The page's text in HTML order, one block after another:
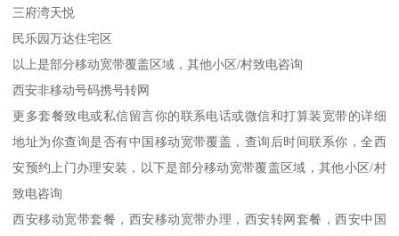
三府湾天悦
民乐园万达住宅区
以上是部分移动宽带覆盖区域，其他小区/村致电咨询
西安非移动号码携号转网
更多套餐致电或私信留言你的联系电话或微信和打算装宽带的详细
地址为你查询是否有中国移动宽带覆盖，查询后时间联系你，全西
安预约上门办理安装，以下是部分移动宽带覆盖区域，其他小区/村
致电咨询
西安移动宽带套餐，西安移动宽带办理，西安转网套餐，西安中国